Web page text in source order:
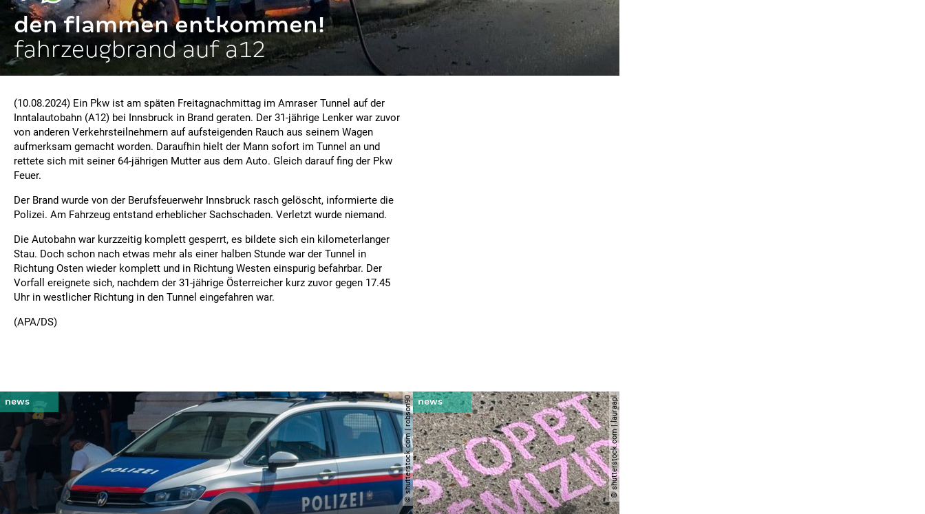
den flammen entkommen!
fahrzeugbrand auf a12
(10.08.2024) Ein Pkw ist am späten Freitagnachmittag im Amraser Tunnel auf der
Inntalautobahn (A12) bei Innsbruck in Brand geraten. Der 31-jährige Lenker war zuvor
von anderen Verkehrsteilnehmern auf aufsteigenden Rauch aus seinem Wagen
aufmerksam gemacht worden. Daraufhin hielt der Mann sofort im Tunnel an und
rettete sich mit seiner 64-jährigen Mutter aus dem Auto. Gleich darauf fing der Pkw
Feuer.
Der Brand wurde von der Berufsfeuerwehr Innsbruck rasch gelöscht, informierte die
Polizei. Am Fahrzeug entstand erheblicher Sachschaden. Verletzt wurde niemand.
Die Autobahn war kurzzeitig komplett gesperrt, es bildete sich ein kilometerlanger
Stau. Doch schon nach etwas mehr als einer halben Stunde war der Tunnel in
Richtung Osten wieder komplett und in Richtung Westen einspurig befahrbar. Der
Vorfall ereignete sich, nachdem der 31-jährige Österreicher kurz zuvor gegen 17.45
Uhr in westlicher Richtung in den Tunnel eingefahren war.
(APA/DS)
© shutterstock.com | robson90 © shutterstock.com | lauraapl